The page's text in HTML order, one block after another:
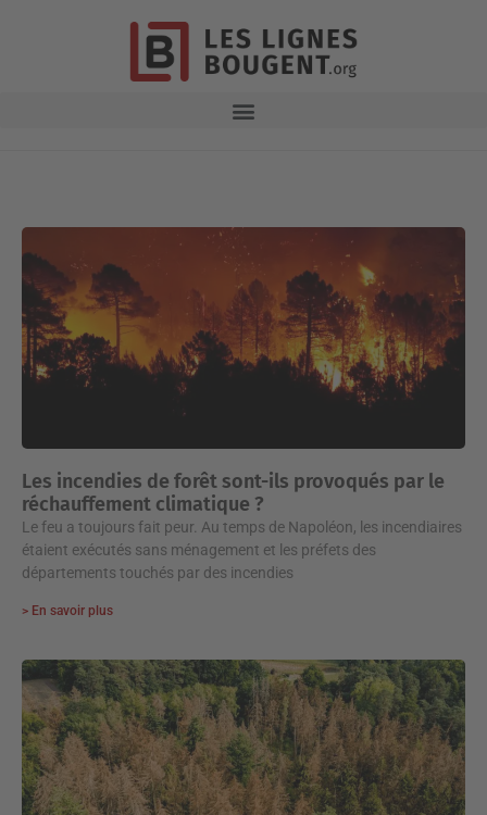
Les incendies de forêt sont-ils provoqués par le
réchauffement climatique ?
Le feu a toujours fait peur. Au temps de Napoléon, les incendiaires
étaient exécutés sans ménagement et les préfets des
départements touchés par des incendies
> En savoir plus